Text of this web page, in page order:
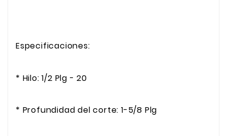
Especificaciones:
* Hilo: 1/2 Plg - 20
* Profundidad del corte: 1-5/8 Plg